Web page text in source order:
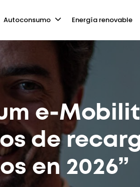
Autoconsumo Energía renovable
e-
de
en 2026”